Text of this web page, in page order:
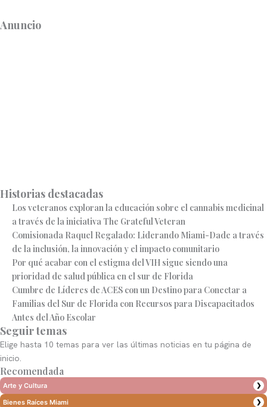
Anuncio
Historias destacadas
Los veteranos exploran la educación sobre el cannabis medicinal
a través de la iniciativa The Grateful Veteran
Comisionada Raquel Regalado: Liderando Miami-Dade a través
de la inclusión, la innovación y el impacto comunitario
Por qué acabar con el estigma del VIH sigue siendo una
prioridad de salud pública en el sur de Florida
Cumbre de Líderes de ACES con un Destino para Conectar a
Familias del Sur de Florida con Recursos para Discapacitados
Antes del Año Escolar
Seguir temas
Elige hasta 10 temas para ver las últimas noticias en tu página de
inicio.
Recomendada
Arte y Cultura ❯
Bienes Raíces Miami ❯